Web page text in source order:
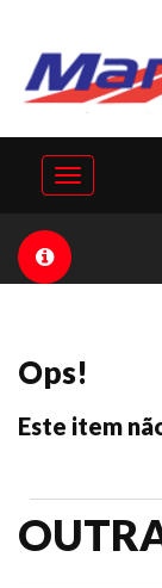
Toggle
navigation
Ops!
Este item